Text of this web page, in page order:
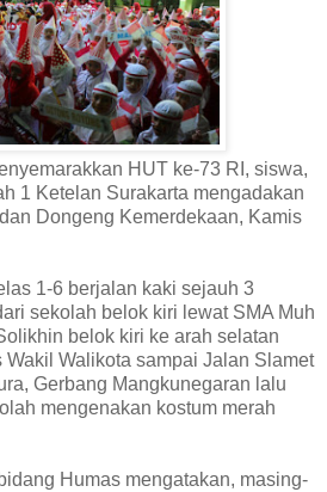
HUT ke-73 RI, siswa,
1 Ketelan Surakarta mengadakan
Dongeng Kemerdekaan, Kamis
1-6 berjalan kaki sejauh 3
sekolah belok kiri lewat SMA Muh
belok kiri ke arah selatan
Walikota sampai Jalan Slamet
Gerbang Mangkunegaran lalu
mengenakan kostum merah
Humas mengatakan, masing-